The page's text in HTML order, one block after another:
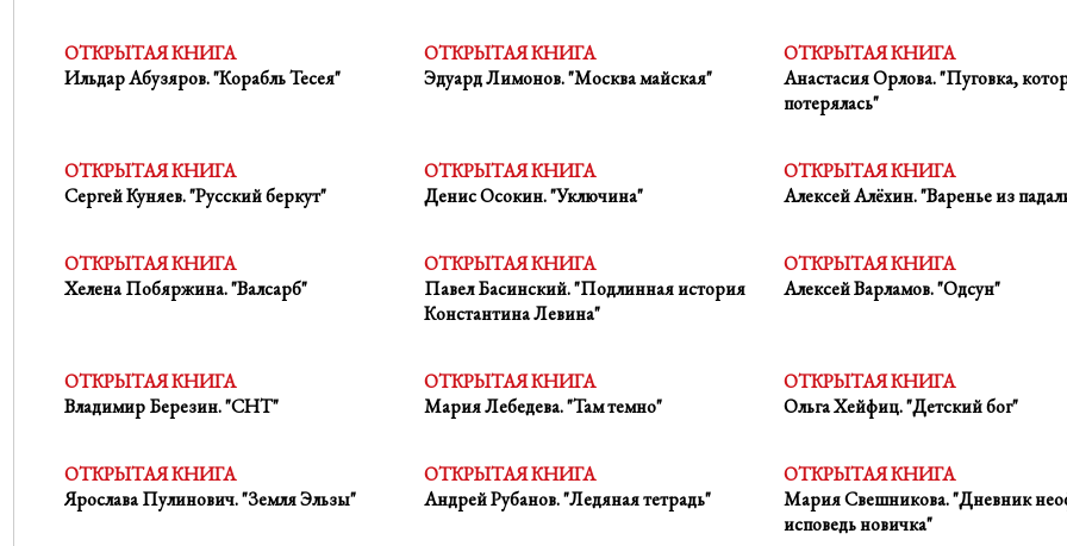
ОТКРЫТАЯ КНИГА
Ильдар Абузяров. "Корабль Тесея"
ОТКРЫТАЯ КНИГА
Эдуард Лимонов. "Москва майская"
ОТКРЫТАЯ КНИГА
Анастасия Орлова. "Пуговка,
потерялась"
ОТКРЫТАЯ КНИГА
Сергей Куняев. "Русский беркут"
ОТКРЫТАЯ КНИГА
Денис Осокин. "Уключина"
ОТКРЫТАЯ КНИГА
Алексей Алёхин. "Варенье из
ОТКРЫТАЯ КНИГА
Хелена Побяржина. "Валсарб"
ОТКРЫТАЯ КНИГА
Павел Басинский. "Подлинная история
Константина Левина"
ОТКРЫТАЯ КНИГА
Алексей Варламов. "Одсун"
ОТКРЫТАЯ КНИГА
Владимир Березин. "СНТ"
ОТКРЫТАЯ КНИГА
Мария Лебедева. "Там темно"
ОТКРЫТАЯ КНИГА
Ольга Хейфиц. "Детский бог"
ОТКРЫТАЯ КНИГА
Ярослава Пулинович. "Земля Эльзы"
ОТКРЫТАЯ КНИГА
Андрей Рубанов. "Ледяная тетрадь"
ОТКРЫТАЯ КНИГА
Мария Свешникова. "Дневник
исповедь новичка"